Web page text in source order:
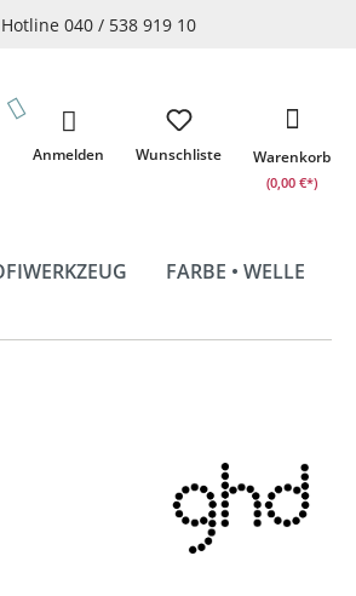
Hotline 040 / 538 919 10
Wunschliste
Anmelden Warenkorb
(0,00 €*)
FARBE • WELLE